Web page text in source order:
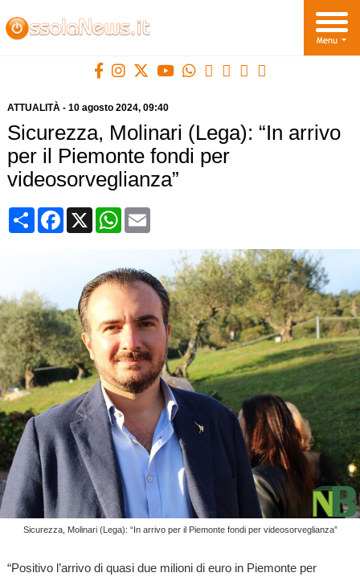
ATTUALITÀ- 10 agosto 2024, 09:40
Sicurezza, Molinari (Lega): “In arrivo
per il Piemonte fondi per
videosorveglianza”
CondividiFacebook
X WhatsApp
Email
Sicurezza, Molinari (Lega): “In arrivo per il Piemonte fondi per videosorveglianza”
“Positivo l’arrivo di quasi due milioni di euro in Piemonte per